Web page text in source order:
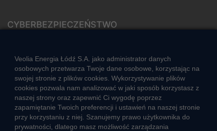
CYBERBEZPIECZEŃSTWO
CIEPŁO SYSTEMOWE
Zalety ciepła systemowego
Ciepło przez cały rok
Veolia Energia Łódź S.A. jako administrator danych
osobowych przetwarza Twoje dane osobowe, korzystając na
swojej stronie z plików cookies. Wykorzystywanie plików
cookies pozwala nam analizować w jaki sposób korzystasz z
naszej strony oraz zapewnić Ci wygodę poprzez
zapamiętanie Twoich preferencji i ustawień na naszej stronie
przy korzystaniu z niej. Szanujemy prawo użytkownika do
prywatności, dlatego masz możliwość zarządzania